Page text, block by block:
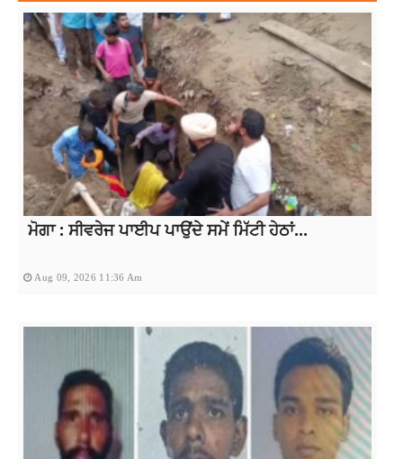
ਮੋਗਾ : ਸੀਵਰੇਜ ਪਾਈਪ ਪਾਉਂਦੇ ਸਮੇਂ ਮਿੱਟੀ ਹੇਠਾਂ...
Aug 09, 2026 11:36 Am